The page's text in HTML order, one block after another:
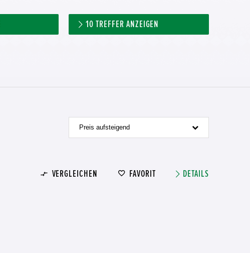
10 TREFFER ANZEIGEN
Preis aufsteigend
VERGLEICHEN FAVORIT DETAILS